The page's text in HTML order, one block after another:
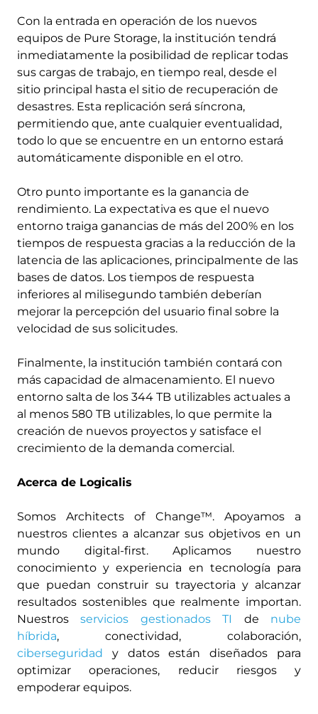
Con la entrada en operación de los nuevos
equipos de Pure Storage, la institución tendrá
inmediatamente la posibilidad de replicar todas
sus cargas de trabajo, en tiempo real, desde el
sitio principal hasta el sitio de recuperación de
desastres. Esta replicación será síncrona,
permitiendo que, ante cualquier eventualidad,
todo lo que se encuentre en un entorno estará
automáticamente disponible en el otro.
Otro punto importante es la ganancia de
rendimiento. La expectativa es que el nuevo
entorno traiga ganancias de más del 200% en los
tiempos de respuesta gracias a la reducción de la
latencia de las aplicaciones, principalmente de las
bases de datos. Los tiempos de respuesta
inferiores al milisegundo también deberían
mejorar la percepción del usuario final sobre la
velocidad de sus solicitudes.
Finalmente, la institución también contará con
más capacidad de almacenamiento. El nuevo
entorno salta de los 344 TB utilizables actuales a
al menos 580 TB utilizables, lo que permite la
creación de nuevos proyectos y satisface el
crecimiento de la demanda comercial.
Acerca de Logicalis
Somos Architects of Change™. Apoyamos a
nuestros clientes a alcanzar sus objetivos en un
mundo digital-first. Aplicamos nuestro
conocimiento y experiencia en tecnología para
que puedan construir su trayectoria y alcanzar
resultados sostenibles que realmente importan.
Nuestrosservicios gestionados TI de nube
híbrida, conectividad, colaboración,
ciberseguridad y datos están diseñados para
optimizar operaciones, reducir riesgos y
empoderar equipos.